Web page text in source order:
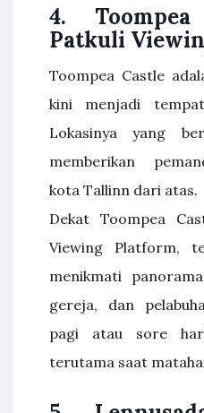
4.
Patkuli
Toompea Castle
kini menjadi
Lokasinya yang
memberikan
kota Tallinn dari atas.
Dekat Toompea
Viewing Platform,
menikmati
gereja, dan
pagi atau sore
terutama saat